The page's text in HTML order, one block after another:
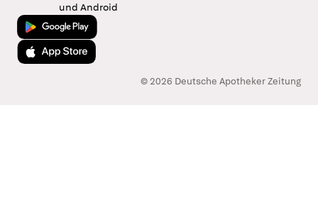
und Android
Jetzt bei Google Play
Laden im App Store
© 2026 Deutsche Apotheker Zeitung